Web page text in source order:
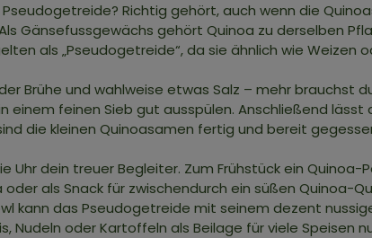
Richtig gehört, auch wenn die
Gänsefussgewächs gehört Quinoa zu derselben
als „Pseudogetreide“, da sie ähnlich wie Weizen
Brühe und wahlweise etwas Salz – mehr brauchst
einem feinen Sieb gut ausspülen. Anschließend
die kleinen Quinoasamen fertig und bereit
Uhr dein treuer Begleiter. Zum Frühstück ein
als Snack für zwischendurch ein süßen Quinoa-
kann das Pseudogetreide mit seinem dezent
Nudeln oder Kartoffeln als Beilage für viele Speisen